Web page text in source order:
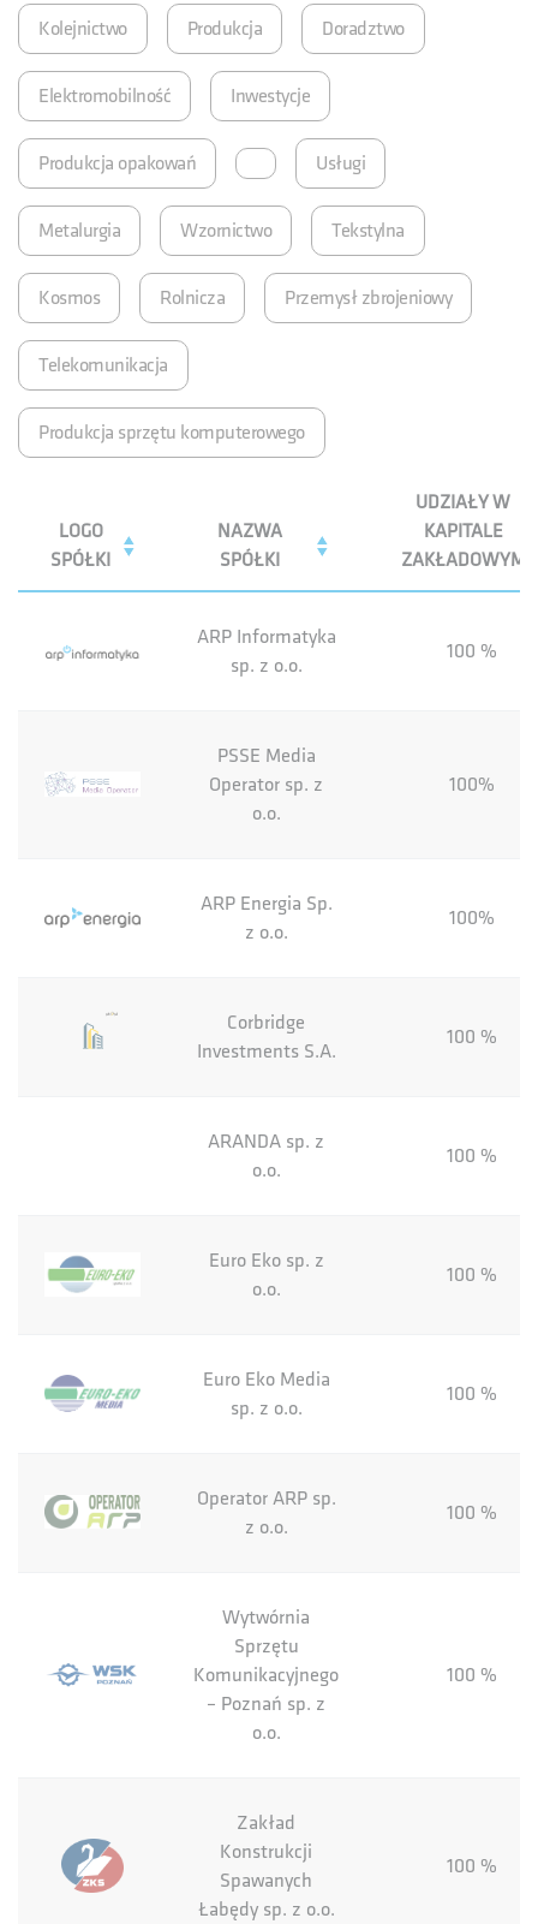
Kolejnictwo Produkcja Doradztwo
Elektromobilność Inwestycje
Produkcja opakowań Usługi
Metalurgia Wzornictwo Tekstylna
Kosmos Rolnicza Przemysł zbrojeniowy
Telekomunikacja
Produkcja sprzętu komputerowego
LOGO
SPÓŁKI
NAZWA
SPÓŁKI
UDZIAŁY W
KAPITALE
ZAKŁADOWYM
ARP Informatyka
sp. z o.o.
100 %
PSSE Media
Operator sp. z
o.o.
100%
ARP Energia Sp.
z o.o.
100%
Corbridge
Investments S.A.
100 %
ARANDA sp. z
o.o.
100 %
Euro Eko sp. z
o.o.
100 %
Euro Eko Media
sp. z o.o.
100 %
Operator ARP sp.
z o.o.
100 %
Wytwórnia
Sprzętu
Komunikacyjnego
– Poznań sp. z
o.o.
100 %
Zakład
Konstrukcji
Spawanych
Łabędy sp. z o.o.
100 %